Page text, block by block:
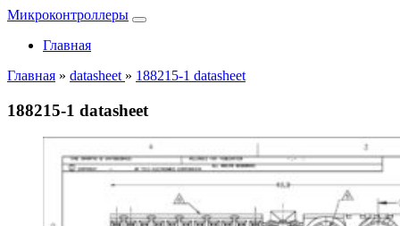
Микроконтроллеры
Главная
Главная » datasheet » 188215-1 datasheet
188215-1 datasheet